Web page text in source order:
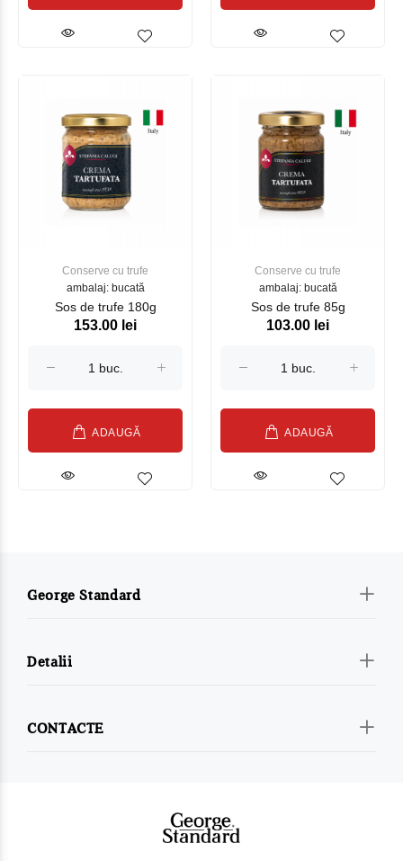
Conserve cu trufe
ambalaj: bucată
Sos de trufe 180g
153.00 lei
ADAUGĂ
Conserve cu trufe
ambalaj: bucată
Sos de trufe 85g
103.00 lei
ADAUGĂ
George Standard
Detalii
CONTACTE